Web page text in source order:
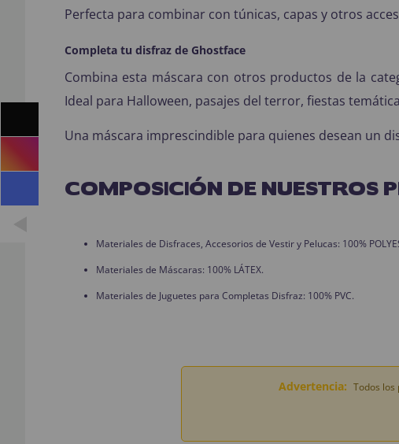
Perfecta para combinar con túnicas, capas y otros
Completa tu disfraz de Ghostface
Combina esta máscara con otros productos de la
Ideal para Halloween, pasajes del terror, fiestas
Una máscara imprescindible para quienes desean un
COMPOSICIÓN DE NUESTROS
Materiales de Disfraces, Accesorios de Vestir y Pelucas: 100%
Materiales de Máscaras: 100% LÁTEX.
Materiales de Juguetes para Completas Disfraz: 100% PVC.
Advertencia: Todos los